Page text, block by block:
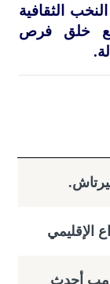
الثقافية
مع خلق فرص
الإقليمي
أحدث